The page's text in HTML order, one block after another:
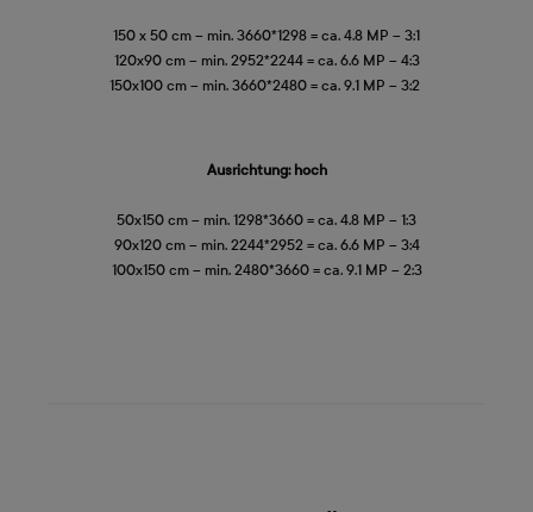
150 x 50 cm – min. 3660*1298 = ca. 4.8 MP – 3:1
120x90 cm – min. 2952*2244 = ca. 6.6 MP – 4:3
150x100 cm – min. 3660*2480 = ca. 9.1 MP – 3:2
Ausrichtung: hoch
50x150 cm – min. 1298*3660 = ca. 4.8 MP – 1:3
90x120 cm – min. 2244*2952 = ca. 6.6 MP – 3:4
100x150 cm – min. 2480*3660 = ca. 9.1 MP – 2:3